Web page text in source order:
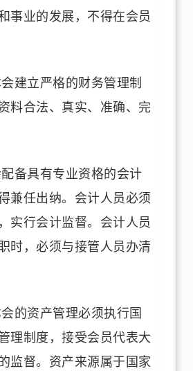
事业的发展，不得在会员
建立严格的财务管理制
料合法、真实、准确、完
备具有专业资格的会计
兼任出纳。会计人员必须
实行会计监督。会计人员
时，必须与接管人员办清
的资产管理必须执行国
理制度，接受会员代表大
监督。资产来源属于国家